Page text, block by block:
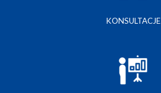
KONSULTACJE